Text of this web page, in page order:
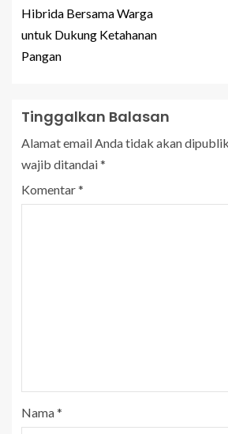
Hibrida Bersama Warga
untuk Dukung Ketahanan
Pangan
Tinggalkan Balasan
Alamat email Anda tidak akan
wajib ditandai*
Komentar*
Nama*